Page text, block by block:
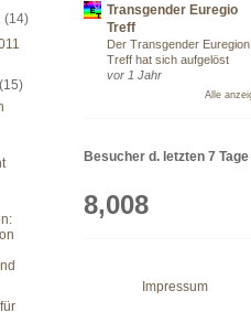
(14)
(15)
Transgender Euregio
Treff
Der Transgender Euregion
Treff hat sich aufgelöst
vor 1 Jahr
Alle
Besucher d. letzten 7 Tage
8,008
Impressum